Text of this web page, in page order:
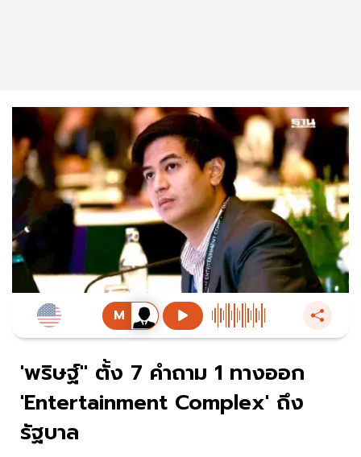
'พริษฐ์" ตั้ง 7 คำถาม 1 ทางออก
'Entertainment Complex' ถึง
รัฐบาล